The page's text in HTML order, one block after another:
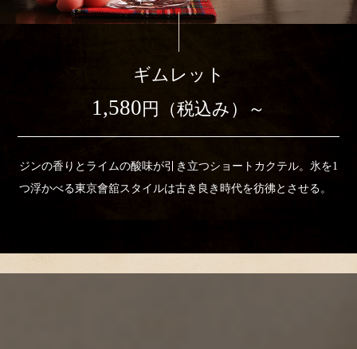
ギムレット
1,580 円（税込み）～
ジンの香りとライムの酸味が引き立つショートカクテル。氷を1
つ浮かべる東京會舘スタイルは古き良き時代を彷彿とさせる。